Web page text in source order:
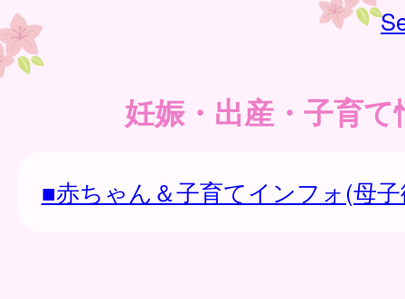
妊娠・出産・子育て
■赤ちゃん＆子育てインフォ(母